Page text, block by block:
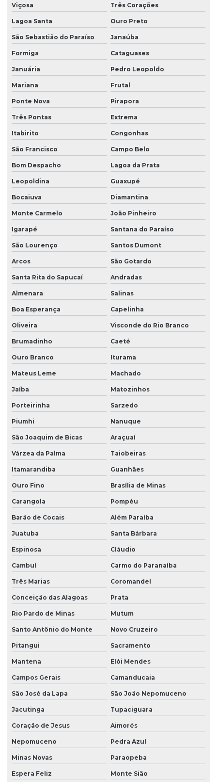
Viçosa Três Corações
Lagoa Santa Ouro Preto
São Sebastião do Paraíso Janaúba
Formiga Cataguases
Januária Pedro Leopoldo
Mariana Frutal
Ponte Nova Pirapora
Três Pontas Extrema
Itabirito Congonhas
São Francisco Campo Belo
Bom Despacho Lagoa da Prata
Leopoldina Guaxupé
Bocaiuva Diamantina
Monte Carmelo João Pinheiro
Igarapé Santana do Paraíso
São Lourenço Santos Dumont
Arcos São Gotardo
Santa Rita do Sapucaí Andradas
Almenara Salinas
Boa Esperança Capelinha
Oliveira Visconde do Rio Branco
Brumadinho Caeté
Ouro Branco Iturama
Mateus Leme Machado
Jaíba Matozinhos
Porteirinha Sarzedo
Piumhi Nanuque
São Joaquim de Bicas Araçuaí
Várzea da Palma Taiobeiras
Itamarandiba Guanhães
Ouro Fino Brasília de Minas
Carangola Pompéu
Barão de Cocais Além Paraíba
Juatuba Santa Bárbara
Espinosa Cláudio
Cambuí Carmo do Paranaíba
Três Marias Coromandel
Conceição das Alagoas Prata
Rio Pardo de Minas Mutum
Santo Antônio do Monte Novo Cruzeiro
Pitangui Sacramento
Mantena Elói Mendes
Campos Gerais Camanducaia
São José da Lapa São João Nepomuceno
Jacutinga Tupaciguara
Coração de Jesus Aimorés
Nepomuceno Pedra Azul
Minas Novas Paraopeba
Espera Feliz Monte Sião